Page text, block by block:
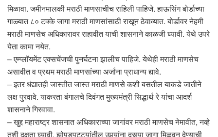
मिळावा. जमीनमालकी मराठी माणसाचीच राहिली पाहिजे. हाऊसिंग बोर्डाच्या
गाळ्यात ८० टक्के जागा मराठी माणसांसाठी राखून ठेवाव्यात. बोर्डावर नेहमी
मराठी माणसेच अधिकारावर राहावीत याची शासनाने काळजी घ्यावी. येथे उपरे
येता कामा नयेत.
– एम्प्लॉयमेंट एक्सचेंजची पुनर्घटना झालीच पाहिजे. येथेही मराठी माणसेच
असावीत व प्रथम मराठी माणसांच्या अर्जांना प्राधान्य द्यावे.
– इतर धंद्यातही जास्तीत जास्त मराठी माणसे कशी बसतील याकडे जातीने
लक्ष पुरवावे. याकरता बंगालचे दिवंगत मुख्यमंत्री सिद्धार्थ रे यांचा आदर्श
शासनाने गिरवावा.
– खुद्द महाराष्ट्र शासनात अधिकाराच्या जागांवर मराठी माणसेच नेमावीत, नव्हे
तशी दक्षता घ्यावी. झोपडपट्ट्यांतील उपर्‍यांना दुसर्‍या जागा मिळवून देण्याची